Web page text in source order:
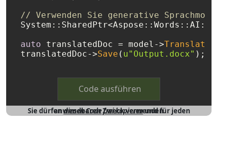
// Verwenden Sie generative
auto translatedDoc = model->Translate
translatedDoc->Save ( u"Output.docx" );
Code ausführen
Sie dürfendiesen Code frei kopieren
und für jeden anwendbaren Zweck verwenden